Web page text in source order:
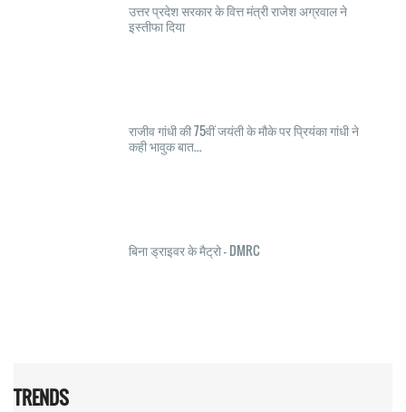
उत्तर प्रदेश सरकार के वित्त मंत्री राजेश अग्रवाल ने
इस्तीफा दिया
राजीव गांधी की 75वीं जयंती के मौके पर प्रियंका गांधी ने
कही भावुक बात...
बिना ड्राइवर के मैट्रो - DMRC
TRENDS